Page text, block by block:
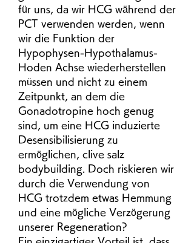
für uns, da wir HCG während der
PCT verwenden werden, wenn
wir die Funktion der
Hypophysen-Hypothalamus-
Hoden Achse wiederherstellen
müssen und nicht zu einem
Zeitpunkt, an dem die
Gonadotropine hoch genug
sind, um eine HCG induzierte
Desensibilisierung zu
ermöglichen, clive salz
bodybuilding. Doch riskieren wir
durch die Verwendung von
HCG trotzdem etwas Hemmung
und eine mögliche Verzögerung
unserer Regeneration?
Ein einzigartiger Vorteil ist, dass